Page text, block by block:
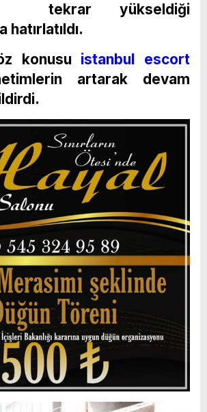
tekrar yükseldiği
konusu istanbul escort
artarak devam